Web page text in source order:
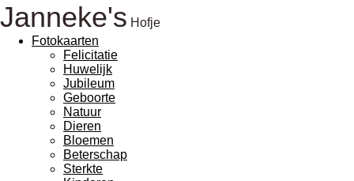
Janneke's Hofje
Fotokaarten
Felicitatie
Huwelijk
Jubileum
Geboorte
Natuur
Dieren
Bloemen
Beterschap
Sterkte